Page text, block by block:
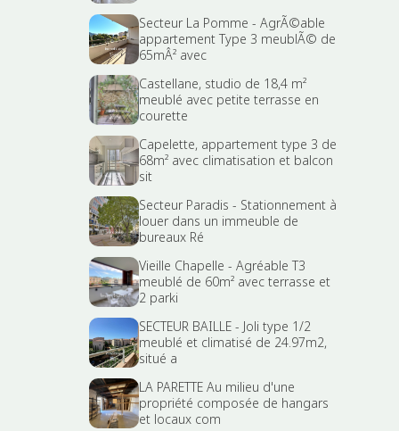
Secteur La Pomme - AgrÃ©able
appartement Type 3 meublÃ© de
65mÂ² avec
Castellane, studio de 18,4 m²
meublé avec petite terrasse en
courette
Capelette, appartement type 3 de
68m² avec climatisation et balcon
sit
Secteur Paradis - Stationnement à
louer dans un immeuble de
bureaux Ré
Vieille Chapelle - Agréable T3
meublé de 60m² avec terrasse et
2 parki
SECTEUR BAILLE - Joli type 1/2
meublé et climatisé de 24.97m2,
situé a
LA PARETTE Au milieu d'une
propriété composée de hangars
et locaux com